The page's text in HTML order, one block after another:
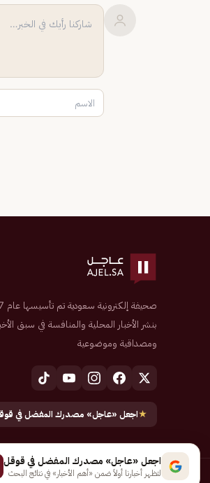
بنشر الأخبار المحلية والمنافسة في سبق
ومصداقية وموضوعية
★اجعل «عاجل» مصدرك المفضل في
جميع الحقوق محفوظة لـ شركة إيجاز للنشر
اجعل «عاجل» مصدرك المفضل في قوقل
لتظهر أخبارنا أولاً ضمن «أهم الأخبار» في نتائج البحث